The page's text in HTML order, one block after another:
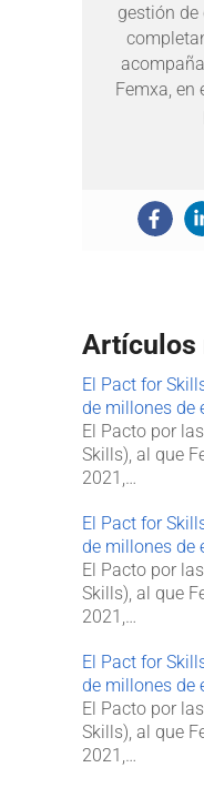
gestión
Femxa, en
Artículos
El Pact for
de millones de
El Pacto por
Skills), al que
2021,…
El Pact for
de millones de
El Pacto por
Skills), al que
2021,…
El Pact for
de millones de
El Pacto por
Skills), al que
2021,…